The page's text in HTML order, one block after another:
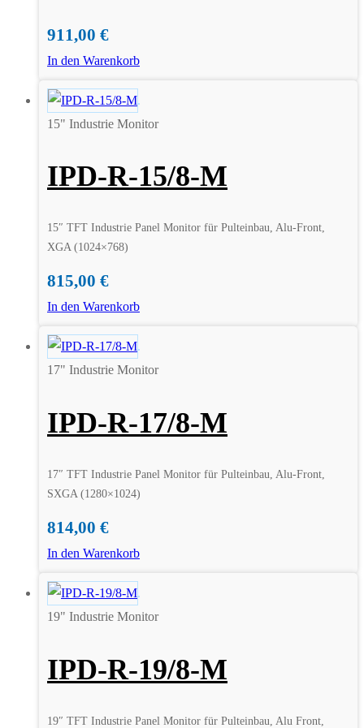
911,00 €
In den Warenkorb
15" Industrie Monitor
IPD-R-15/8-M
15″ TFT Industrie Panel Monitor für Pulteinbau, Alu-Front,
XGA (1024×768)
815,00 €
In den Warenkorb
17" Industrie Monitor
IPD-R-17/8-M
17″ TFT Industrie Panel Monitor für Pulteinbau, Alu-Front,
SXGA (1280×1024)
814,00 €
In den Warenkorb
19" Industrie Monitor
IPD-R-19/8-M
19″ TFT Industrie Panel Monitor für Pulteinbau, Alu Front,